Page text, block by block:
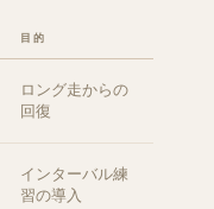
目的
ロング走からの
回復
インターバル練
習の導入